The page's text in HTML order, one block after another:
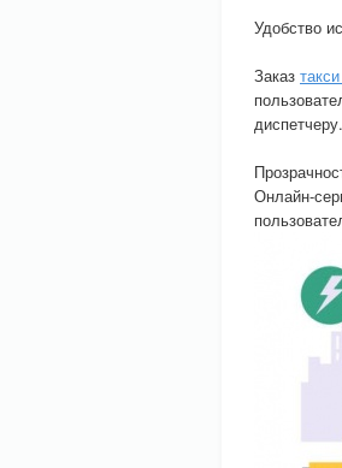
Удобство
Заказ
диспетчеру.
Онлайн-